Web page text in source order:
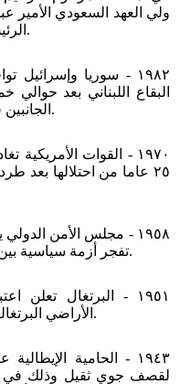
ولي العهد السعودي الأمير
الرئيس الأمريكي الأربعين رونالد ريغان.
١٩٨٢ - سوريا
البقاع اللبناني بعد
الجانبين في إطار الاجتياح الإسرائيلي للبنان.
١٩٧٠ - القوات
٢٥ عاما من احتلالها بعد
١٩٥٨ - مجلس الأمن
تفجر أزمة سياسية بين الرئيس كميل شمعون ومعارضيه.
١٩٥١ - البرتغال تعلن
الأراضي البرتغالية باعتبارها إقليما فيما وراء البحار.
١٩٤٣ - الحامية
لقصف جوي ثقيل وذلك في